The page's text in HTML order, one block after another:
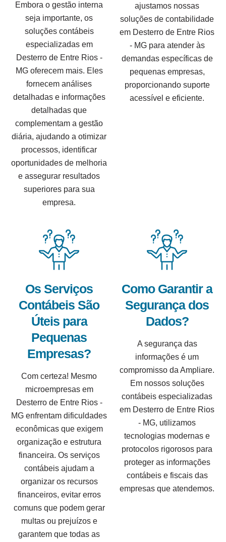
Embora o gestão interna
seja importante, os
soluções contábeis
especializadas em
Desterro de Entre Rios -
MG oferecem mais. Eles
fornecem análises
detalhadas e informações
detalhadas que
complementam a gestão
diária, ajudando a otimizar
processos, identificar
oportunidades de melhoria
e assegurar resultados
superiores para sua
empresa.
ajustamos nossas
soluções de contabilidade
em Desterro de Entre Rios
- MG para atender às
demandas específicas de
pequenas empresas,
proporcionando suporte
acessível e eficiente.
Os Serviços
Contábeis São
Úteis para
Pequenas
Empresas?
Com certeza! Mesmo
microempresas em
Desterro de Entre Rios -
MG enfrentam dificuldades
econômicas que exigem
organização e estrutura
financeira. Os serviços
contábeis ajudam a
organizar os recursos
financeiros, evitar erros
comuns que podem gerar
multas ou prejuízos e
garantem que todas as
Como Garantir a
Segurança dos
Dados?
A segurança das
informações é um
compromisso da Ampliare.
Em nossos soluções
contábeis especializadas
em Desterro de Entre Rios
- MG, utilizamos
tecnologias modernas e
protocolos rigorosos para
proteger as informações
contábeis e fiscais das
empresas que atendemos.